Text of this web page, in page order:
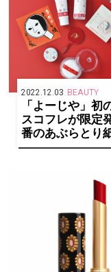
2022.12.03 BEAUTY
「よーじや」初
スコフレが限定
番のあぶらとり
アイテムがぎっ